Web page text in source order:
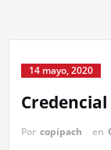
14 mayo, 2020
Por copipach en